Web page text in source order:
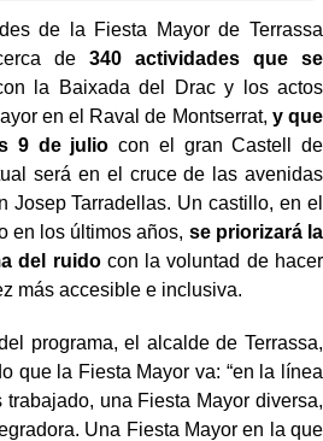
de la Fiesta Mayor de Terrassa
de 340 actividades que se
la Baixada del Drac y los actos
en el Raval de Montserrat, y que
9 de julio con el gran Castell de
será en el cruce de las avenidas
Josep Tarradellas. Un castillo, en el
en los últimos años, se priorizará la
del ruidocon la voluntad de hacer
más accesible e inclusiva.
programa, el alcalde de Terrassa,
que la Fiesta Mayor va: “en la línea
una Fiesta Mayor diversa,
Una Fiesta Mayor en la que